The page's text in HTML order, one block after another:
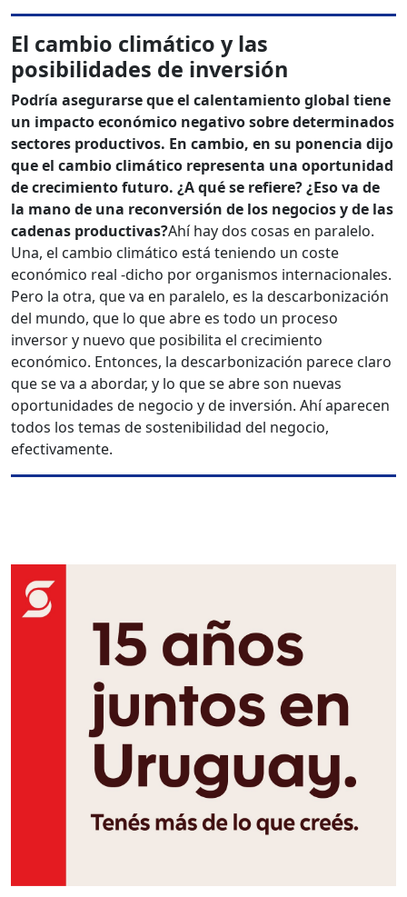
El cambio climático y las
posibilidades de inversión
Podría asegurarse que el calentamiento global tiene
un impacto económico negativo sobre determinados
sectores productivos. En cambio, en su ponencia dijo
que el cambio climático representa una oportunidad
de crecimiento futuro. ¿A qué se refiere? ¿Eso va de
la mano de una reconversión de los negocios y de las
cadenas productivas?Ahí hay dos cosas en paralelo.
Una, el cambio climático está teniendo un coste
económico real -dicho por organismos internacionales.
Pero la otra, que va en paralelo, es la descarbonización
del mundo, que lo que abre es todo un proceso
inversor y nuevo que posibilita el crecimiento
económico. Entonces, la descarbonización parece claro
que se va a abordar, y lo que se abre son nuevas
oportunidades de negocio y de inversión. Ahí aparecen
todos los temas de sostenibilidad del negocio,
efectivamente.